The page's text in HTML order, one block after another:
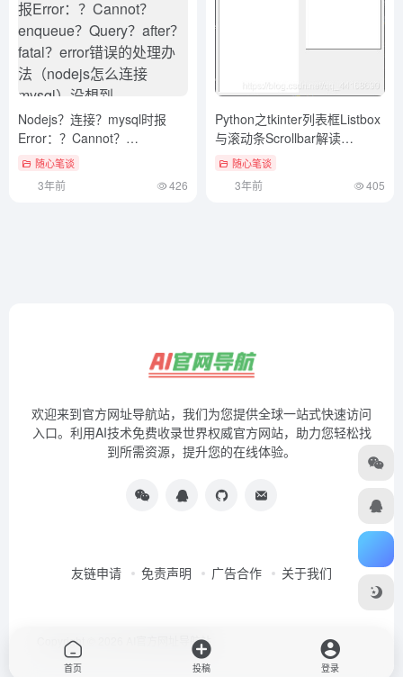
Nodejs？连接？mysql时报
Error：？Cannot？
enqueue？Query？after？
（nodejs怎么连接mysql）没
随心笔谈
3年前 426
Python之tkinter列表框Listbox
与滚动条Scrollbar解读
（python tkinter relief）学到
随心笔谈
3年前 405
欢迎来到官方网址导航站，我们为您提供全球一站式快速访问
入口。利用AI技术免费收录世界权威官方网站，助力您轻松找
到所需资源，提升您的在线体验。
友链申请 免责声明 广告合作 关于我们
Copyright © 2026 AI官方网址导航站
首页 投稿 登录